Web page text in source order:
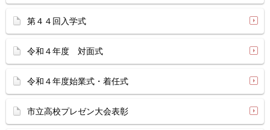
第４４回入学式
令和４年度 対面式
令和４年度始業式・着任式
市立高校プレゼン大会表彰